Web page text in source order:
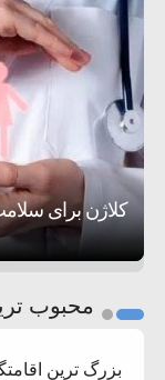
فساد و
حادثه ۵:۱۷
معاون
واهی و
۴:۴۱
زمان و ۲۰:۳۹
وزیر
نظامی
۶:۵۰
موافقت
کلاژن برای
کمک خورشید به
تحسین کارگردان
عشق عمیق به
3
محبوب
بزرگ ترین